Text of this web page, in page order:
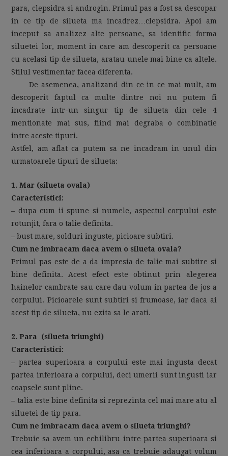
para, clepsidra si androgin. Primul pas a fost sa descopar
in ce tip de silueta ma incadrez…clepsidra. Apoi am
inceput sa analizez alte persoane, sa identific forma
siluetei lor, moment in care am descoperit ca persoane
cu acelasi tip de silueta, aratau unele mai bine ca altele.
Stilul vestimentar facea diferenta.
De asemenea, analizand din ce in ce mai mult, am
descoperit faptul ca multe dintre noi nu putem fi
incadrate intr-un singur tip de silueta din cele 4
mentionate mai sus, fiind mai degraba o combinatie
intre aceste tipuri.
Astfel, am aflat ca putem sa ne incadram in unul din
urmatoarele tipuri de silueta:
1. Mar (silueta ovala)
Caracteristici:
– dupa cum ii spune si numele, aspectul corpului este
rotunjit, fara o talie definita.
– bust mare, solduri inguste, picioare subtiri.
Cum ne imbracam daca avem o silueta ovala?
Primul pas este de a da impresia de talie mai subtire si
bine definita. Acest efect este obtinut prin alegerea
hainelor cambrate sau care dau volum in partea de jos a
corpului. Picioarele sunt subtiri si frumoase, iar daca ai
acest tip de silueta, nu ezita sa le arati.
2. Para (silueta triunghi)
Caracteristici:
– partea superioara a corpului este mai ingusta decat
partea inferioara a corpului, deci umerii sunt ingusti iar
coapsele sunt pline.
– talia este bine definita si reprezinta cel mai mare atu al
siluetei de tip para.
Cum ne imbracam daca avem o silueta triunghi?
Trebuie sa avem un echilibru intre partea superioara si
cea inferioara a corpului, asa ca trebuie adaugat volum